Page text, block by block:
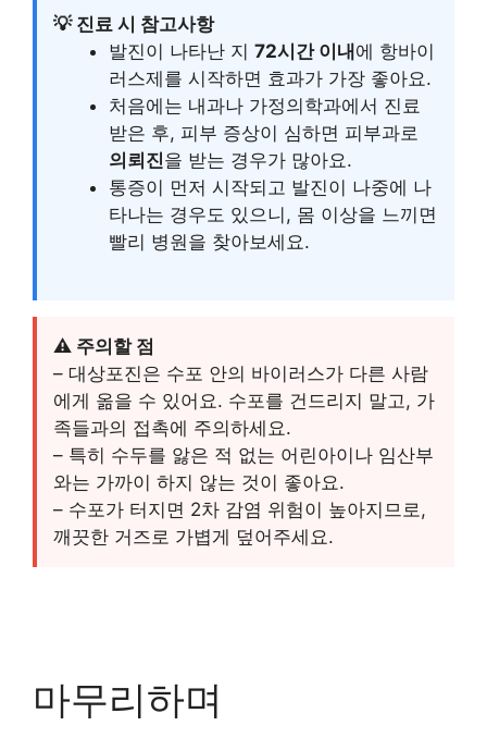
💡 진료 시 참고사항
발진이 나타난 지 72시간 이내 에 항바이
러스제를 시작하면 효과가 가장 좋아요.
처음에는 내과나 가정의학과에서 진료
받은 후, 피부 증상이 심하면 피부과로
의뢰진을 받는 경우가 많아요.
통증이 먼저 시작되고 발진이 나중에 나
타나는 경우도 있으니, 몸 이상을 느끼면
빨리 병원을 찾아보세요.
⚠️ 주의할 점
– 대상포진은 수포 안의 바이러스가 다른 사람
에게 옮을 수 있어요. 수포를 건드리지 말고, 가
족들과의 접촉에 주의하세요.
– 특히 수두를 앓은 적 없는 어린아이나 임산부
와는 가까이 하지 않는 것이 좋아요.
– 수포가 터지면 2차 감염 위험이 높아지므로,
깨끗한 거즈로 가볍게 덮어주세요.
마무리하며